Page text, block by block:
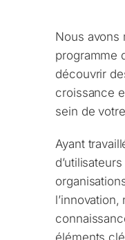
Nous avons
programme
découvrir
croissance
sein de
Ayant